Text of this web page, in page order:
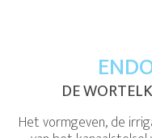
DE
Het vormgeven, de